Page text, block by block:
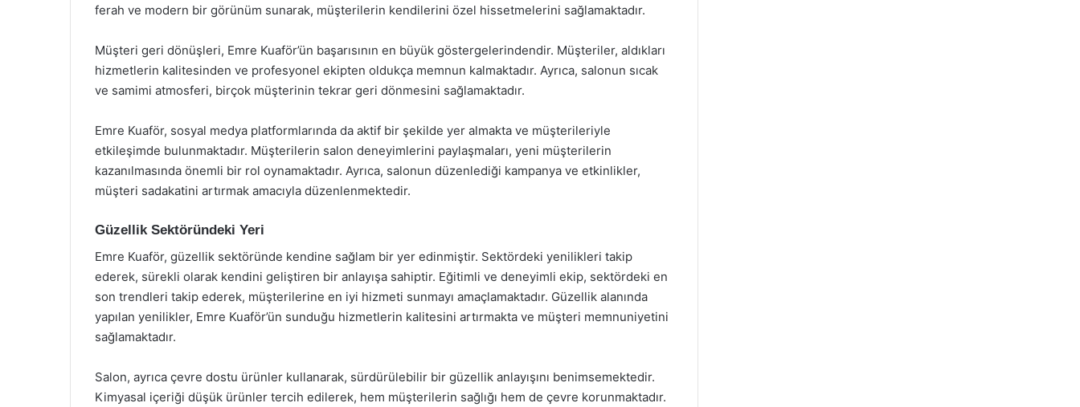
ferah ve modern bir görünüm sunarak, müşterilerin kendilerini özel hissetmelerini sağlamaktadır.
Müşteri geri dönüşleri, Emre Kuaför’ün başarısının en büyük göstergelerindendir. Müşteriler, aldıkları
hizmetlerin kalitesinden ve profesyonel ekipten oldukça memnun kalmaktadır. Ayrıca, salonun sıcak
ve samimi atmosferi, birçok müşterinin tekrar geri dönmesini sağlamaktadır.
Emre Kuaför, sosyal medya platformlarında da aktif bir şekilde yer almakta ve müşterileriyle
etkileşimde bulunmaktadır. Müşterilerin salon deneyimlerini paylaşmaları, yeni müşterilerin
kazanılmasında önemli bir rol oynamaktadır. Ayrıca, salonun düzenlediği kampanya ve etkinlikler,
müşteri sadakatini artırmak amacıyla düzenlenmektedir.
Güzellik Sektöründeki Yeri
Emre Kuaför, güzellik sektöründe kendine sağlam bir yer edinmiştir. Sektördeki yenilikleri takip
ederek, sürekli olarak kendini geliştiren bir anlayışa sahiptir. Eğitimli ve deneyimli ekip, sektördeki en
son trendleri takip ederek, müşterilerine en iyi hizmeti sunmayı amaçlamaktadır. Güzellik alanında
yapılan yenilikler, Emre Kuaför’ün sunduğu hizmetlerin kalitesini artırmakta ve müşteri memnuniyetini
sağlamaktadır.
Salon, ayrıca çevre dostu ürünler kullanarak, sürdürülebilir bir güzellik anlayışını benimsemektedir.
Kimyasal içeriği düşük ürünler tercih edilerek, hem müşterilerin sağlığı hem de çevre korunmaktadır.